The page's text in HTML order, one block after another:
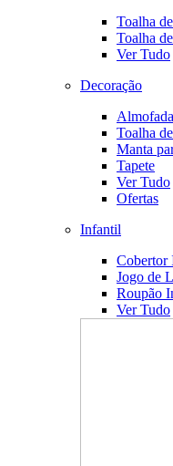
Toalha
Toalha
Ver Tudo
Decoração
Toalha
Manta
Tapete
Ver Tudo
Ofertas
Infantil
Cobertor
Jogo de
Roupão
Ver Tudo